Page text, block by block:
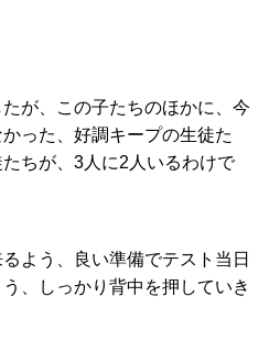
が、この子たちのほかに、今
った、好調キープの生徒た
ちが、3人に2人いるわけで
よう、良い準備でテスト当日
、しっかり背中を押していき